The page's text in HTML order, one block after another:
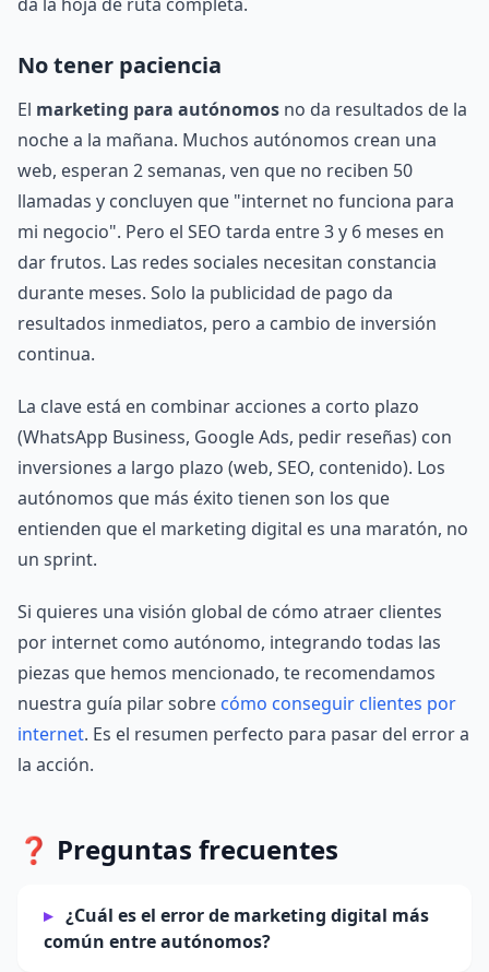
No tener paciencia
El marketing para autónomos no da resultados de la
noche a la mañana. Muchos autónomos crean una
web, esperan 2 semanas, ven que no reciben 50
llamadas y concluyen que "internet no funciona para
mi negocio". Pero el SEO tarda entre 3 y 6 meses en
dar frutos. Las redes sociales necesitan constancia
durante meses. Solo la publicidad de pago da
resultados inmediatos, pero a cambio de inversión
continua.
La clave está en combinar acciones a corto plazo
(WhatsApp Business, Google Ads, pedir reseñas) con
inversiones a largo plazo (web, SEO, contenido). Los
autónomos que más éxito tienen son los que
entienden que el marketing digital es una maratón, no
un sprint.
Si quieres una visión global de cómo atraer clientes
por internet como autónomo, integrando todas las
piezas que hemos mencionado, te recomendamos
nuestra guía pilar sobre cómo conseguir clientes por
internet. Es el resumen perfecto para pasar del error a
la acción.
❓ Preguntas frecuentes
¿Cuál es el error de marketing digital más
común entre autónomos?